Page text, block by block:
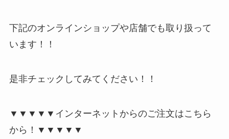
下記のオンラインショップや店舗でも取り扱って
います！！
是非チェックしてみてください！！
▼▼▼▼▼インターネットからのご注文はこちら
から！▼▼▼▼▼